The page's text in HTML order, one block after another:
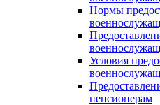
Нормы
Условия
пенсионерам